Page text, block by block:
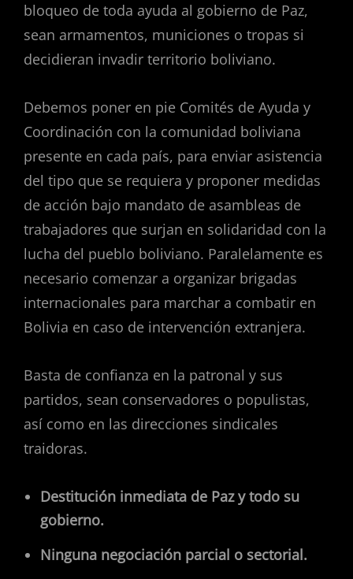
bloqueo de toda ayuda al gobierno de Paz,
sean armamentos, municiones o tropas si
decidieran invadir territorio boliviano.
Debemos poner en pie Comités de Ayuda y
Coordinación con la comunidad boliviana
presente en cada país, para enviar asistencia
del tipo que se requiera y proponer medidas
de acción bajo mandato de asambleas de
trabajadores que surjan en solidaridad con la
lucha del pueblo boliviano. Paralelamente es
necesario comenzar a organizar brigadas
internacionales para marchar a combatir en
Bolivia en caso de intervención extranjera.
Basta de confianza en la patronal y sus
partidos, sean conservadores o populistas,
así como en las direcciones sindicales
traidoras.
Destitución inmediata de Paz y todo su
gobierno.
Ninguna negociación parcial o sectorial.